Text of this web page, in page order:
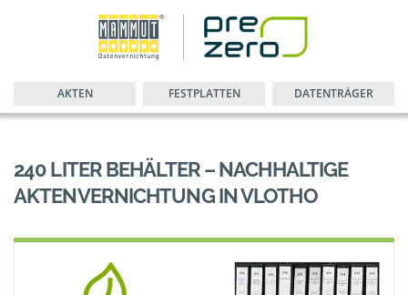
AKTEN FESTPLATTEN DATENTRÄGER
240 LITER BEHÄLTER – NACHHALTIGE
AKTENVERNICHTUNG IN VLOTHO